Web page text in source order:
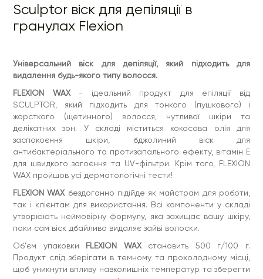
Об'єм упаковкиFLEXION WAXстановить 500 г/100 г.
Продукт слід зберігати в темному та прохолодному місці,
щоб уникнути впливу навколишніх температур та зберегти
структуру гранул для комфортного використання.
на температуру 65 С, далі дайте воску охолонути до
кремоподібної консистенції. Дочекавшись, поки продукт
застигне, одним різким рухом відірвіть віск у протилежному
зростанні волосся напрямку та WOW – результат: шкіра
гладка, зволожена і без зайвих волосків!
Sculptor віск для депіляції в
гранулах Flexion
Універсальний віск для депіляції, який підходить для
видалення будь-якого типу волосся.
FLEXION WAX- ідеальний продукт для епіляції від
SCULPTOR, який підходить для тонкого (пушкового) і
жорсткого (щетинного) волосся, чутливої ​​шкіри та
делікатних зон. У складі міститься кокосова олія для
заспокоєння шкіри, бджолиний віск для
антибактеріального та протизапального ефекту, вітамін Е
для швидкого загоєння та UV-фільтри. Крім того, FLEXION
WAX пройшов усі дерматологічні тести!
FLEXION WAX бездоганно підійде як майстрам для роботи,
так і клієнтам для використання. Всі компоненти у складі
утворюють неймовірну формулу, яка захищає вашу шкіру,
поки сам віск дбайливо видаляє зайві волоски.
Об'єм упаковки FLEXION WAXстановить 500 г/100 г.
Продукт слід зберігати в темному та прохолодному місці,
щоб уникнути впливу навколишніх температур та зберегти